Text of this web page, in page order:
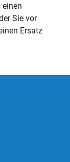
Sie vor
Ersatz